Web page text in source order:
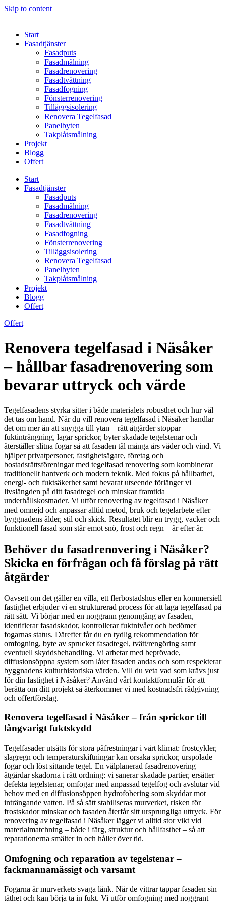
Skip to content
Start
Fasadtjänster
Fasadputs
Fasadmålning
Fasadrenovering
Fasadtvättning
Fasadfogning
Fönsterrenovering
Tilläggsisolering
Renovera Tegelfasad
Panelbyten
Takplåtsmålning
Projekt
Blogg
Offert
Start
Fasadtjänster
Fasadputs
Fasadmålning
Fasadrenovering
Fasadtvättning
Fasadfogning
Fönsterrenovering
Tilläggsisolering
Renovera Tegelfasad
Panelbyten
Takplåtsmålning
Projekt
Blogg
Offert
Offert
Renovera tegelfasad i Näsåker
– hållbar fasadrenovering som
bevarar uttryck och värde
Tegelfasadens styrka sitter i både materialets robusthet och hur väl
det tas om hand. När du vill renovera tegelfasad i Näsåker handlar
det om mer än att snygga till ytan – rätt åtgärder stoppar
fuktinträngning, lagar sprickor, byter skadade tegelstenar och
återställer slitna fogar så att fasaden tål många års väder och vind. Vi
hjälper privatpersoner, fastighetsägare, företag och
bostadsrättsföreningar med tegelfasad renovering som kombinerar
traditionellt hantverk och modern teknik. Med fokus på hållbarhet,
energi- och fuktsäkerhet samt bevarat utseende förlänger vi
livslängden på ditt fasadtegel och minskar framtida
underhållskostnader. Vi utför renovering av tegelfasad i Näsåker
med omnejd och anpassar alltid metod, bruk och tegelarbete efter
byggnadens ålder, stil och skick. Resultatet blir en trygg, vacker och
funktionell fasad som står emot snö, frost och regn – år efter år.
Behöver du fasadrenovering i Näsåker?
Skicka en förfrågan och få förslag på rätt
åtgärder
Oavsett om det gäller en villa, ett flerbostadshus eller en kommersiell
fastighet erbjuder vi en strukturerad process för att laga tegelfasad på
rätt sätt. Vi börjar med en noggrann genomgång av fasaden,
identifierar fasadskador, kontrollerar fuktnivåer och bedömer
fogarnas status. Därefter får du en tydlig rekommendation för
omfogning, byte av sprucket fasadtegel, tvätt/rengöring samt
eventuell skyddsbehandling. Vi arbetar med beprövade,
diffusionsöppna system som låter fasaden andas och som respekterar
byggnadens kulturhistoriska värden. Vill du veta vad som krävs just
för din fastighet i Näsåker? Använd vårt kontaktformulär för att
berätta om ditt projekt så återkommer vi med kostnadsfri rådgivning
och offertförslag.
Renovera tegelfasad i Näsåker – från sprickor till
långvarigt fuktskydd
Tegelfasader utsätts för stora påfrestningar i vårt klimat: frostcykler,
slagregn och temperaturskiftningar kan orsaka sprickor, urspolade
fogar och löst sittande tegel. En välplanerad fasadrenovering
åtgärdar skadorna i rätt ordning: vi sanerar skadade partier, ersätter
defekta tegelstenar, omfogar med anpassad tegelfog och avslutar vid
behov med en diffusionsöppen hydrofobering som skyddar mot
inträngande vatten. På så sätt stabiliseras murverket, risken för
frostskador minskar och fasaden återfår sitt ursprungliga uttryck. För
renovering av tegelfasad i Näsåker lägger vi alltid stor vikt vid
materialmatchning – både i färg, struktur och hållfasthet – så att
reparationerna smälter in och håller över tid.
Omfogning och reparation av tegelstenar –
fackmannamässigt och varsamt
Fogarna är murverkets svaga länk. När de vittrar tappar fasaden sin
täthet och kan börja ta in fukt. Vi utför omfogning med noggrant